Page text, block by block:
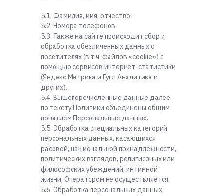
5.1. Фамилия, имя, отчество.
5.2. Номера телефонов.
5.3. Также на сайте происходит сбор и
обработка обезличенных данных о
посетителях (в т.ч. файлов «cookie») с
помощью сервисов интернет-статистики
(Яндекс Метрика и Гугл Аналитика и
других).
5.4. Вышеперечисленные данные далее
по тексту Политики объединены общим
понятием Персональные данные.
5.5. Обработка специальных категорий
персональных данных, касающихся
расовой, национальной принадлежности,
политических взглядов, религиозных или
философских убеждений, интимной
жизни, Оператором не осуществляется.
5.6. Обработка персональных данных,